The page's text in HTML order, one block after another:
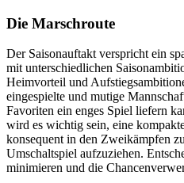
Die Marschroute
Der Saisonauftakt verspricht ein
mit unterschiedlichen
Heimvorteil und
eingespielte und mutige
Favoriten ein enges Spiel liefern
wird es wichtig sein, eine
konsequent in den Zweikämpfen
Umschaltspiel aufzuziehen.
minimieren und die